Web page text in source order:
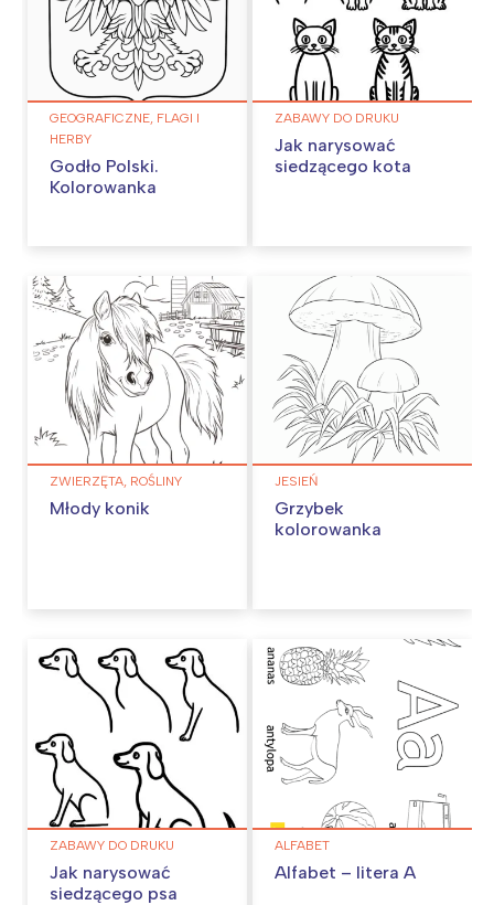
GEOGRAFICZNE, FLAGI I
HERBY
Godło Polski.
Kolorowanka
ZABAWY DO DRUKU
Jak narysować
siedzącego kota
ZWIERZĘTA, ROŚLINY
Młody konik
JESIEŃ
Grzybek
kolorowanka
ZABAWY DO DRUKU
Jak narysować
siedzącego psa
ALFABET
Alfabet – litera A